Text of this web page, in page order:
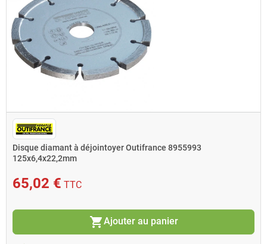
Disque diamant à déjointoyer Outifrance 8955993
125x6,4x22,2mm
65,02 € TTC
shopping_cartAjouter au panier